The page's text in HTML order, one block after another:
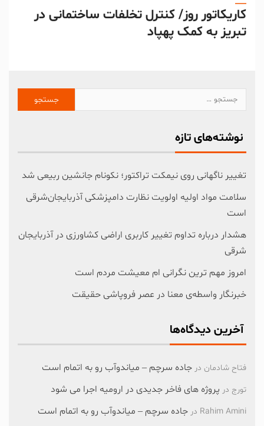
کاریکاتور روز/ کنترل تخلفات ساختمانی در
تبریز به کمک پهپاد
نوشته‌های تازه
تغییر ناگهانی روی نیمکت تراکتور؛ نکونام جانشین ربیعی شد
سلامت مواد اولیه اولویت نظارت دامپزشکی آذربایجان‌شرقی
است
هشدار درباره تداوم تغییر کاربری اراضی کشاورزی در آذربایجان
شرقی
امروز مهم‌ ترین نگرانی‌ ام معیشت مردم است
خبرنگار واسطه‌ی معنا در عصر فروپاشی حقیقت
آخرین دیدگاه‌ها
فتاح شادمان در جاده سرچم – میاندوآب رو به اتمام است
تورج در پروژه های فاخر جدیدی در ارومیه اجرا می شود
Rahim Amini در جاده سرچم – میاندوآب رو به اتمام است